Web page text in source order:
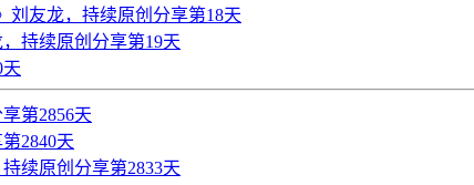
刘友龙，持续原创分享第18天
持续原创分享第19天